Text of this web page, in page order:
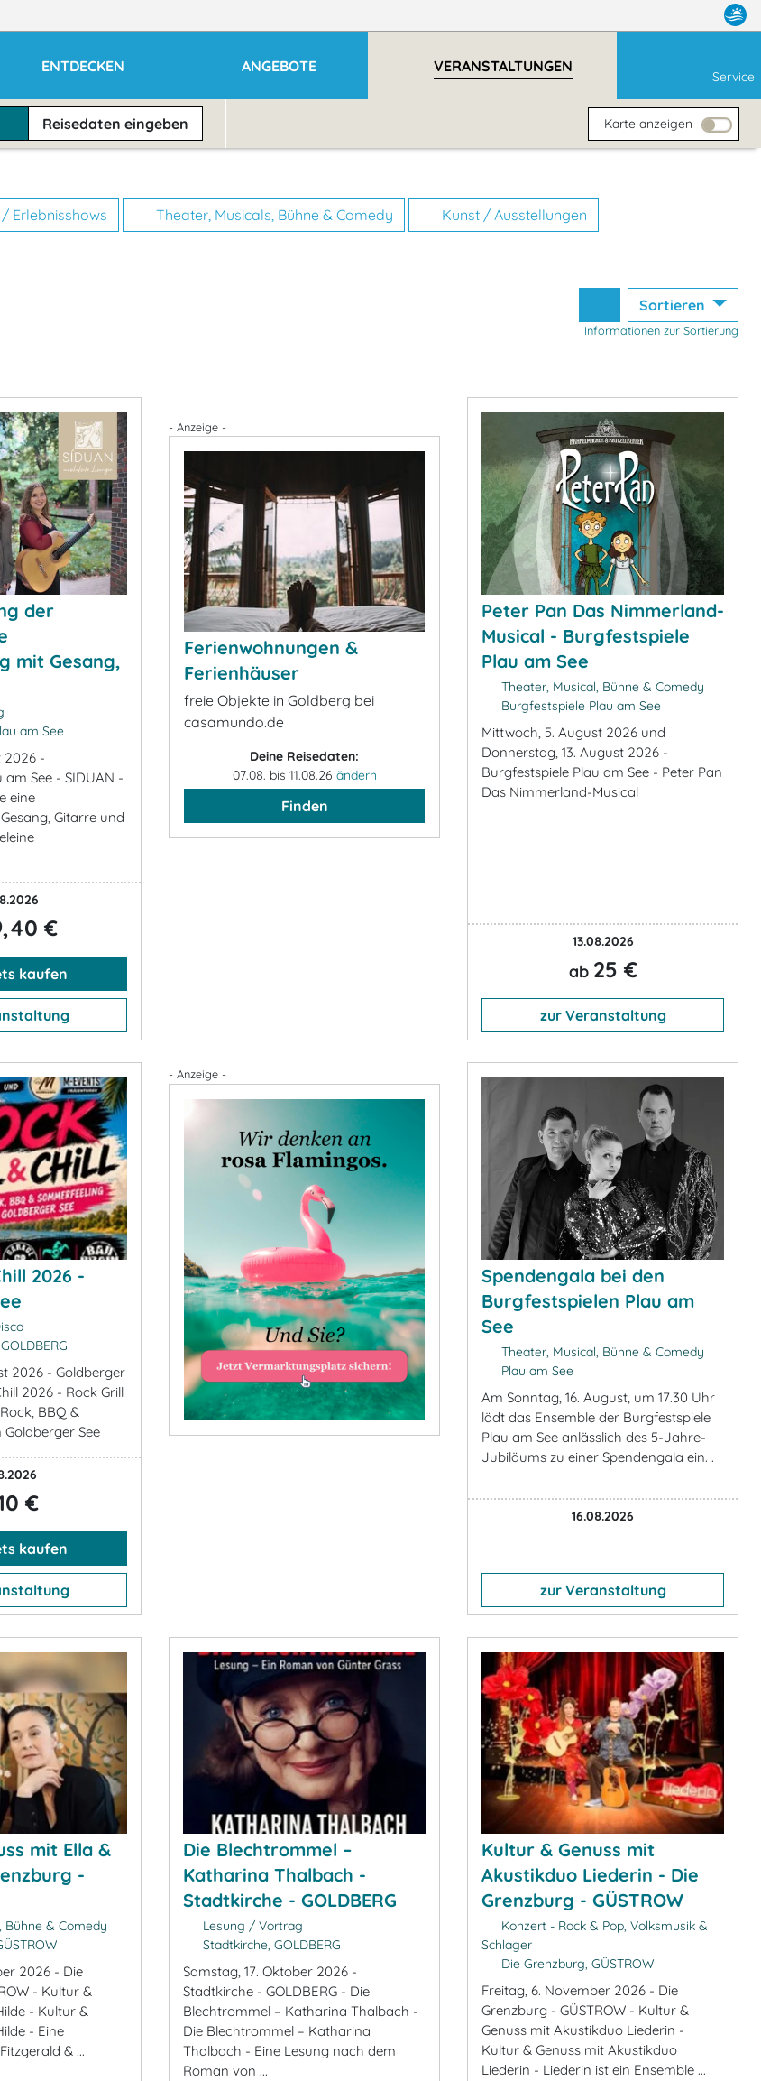
ENTDECKEN ANGEBOTE VERANSTALTUNGEN
Service
Reisedateneingeben Karte anzeigen
Erlebnisshows Theater, Musicals, Bühne & Comedy Kunst / Ausstellungen
Sortieren
Informationen zur Sortierung
der
mit Gesang,
am See
2026 -
See - SIDUAN -
eine
Gitarre und
€
kaufen
- Anzeige -
Ferienwohnungen &
Ferienhäuser
freie Objekte in Goldberg bei
casamundo.de
Deine Reisedaten:
07.08. bis 11.08.26 ändern
Finden
Peter Pan Das Nimmerland-
Musical - Burgfestspiele
Plau am See
Theater, Musical, Bühne & Comedy
Burgfestspiele Plau am See
Mittwoch, 5. August 2026 und
Donnerstag, 13. August 2026 -
Burgfestspiele Plau am See - Peter Pan
Das Nimmerland-Musical
13.08.2026
ab 25 €
zur Veranstaltung
2026 -
2026 - Goldberger
2026 - Rock Grill
BBQ &
See
€
kaufen
- Anzeige -
Spendengala bei den
Burgfestspielen Plau am
See
Theater, Musical, Bühne & Comedy
Plau am See
Am Sonntag, 16. August, um 17.30 Uhr
lädt das Ensemble der Burgfestspiele
Plau am See anlässlich des 5-Jahre-
Jubiläums zu einer Spendengala ein. .
16.08.2026
zur Veranstaltung
mit Ella &
-
Bühne & Comedy
2026 - Die
- Kultur &
- Kultur &
- Eine
& ...
Die Blechtrommel –
Katharina Thalbach -
Stadtkirche - GOLDBERG
Lesung / Vortrag
Stadtkirche, GOLDBERG
Samstag, 17. Oktober 2026 -
Stadtkirche - GOLDBERG - Die
Blechtrommel – Katharina Thalbach -
Die Blechtrommel – Katharina
Thalbach - Eine Lesung nach dem
Roman von ...
Kultur & Genuss mit
Akustikduo Liederin - Die
Grenzburg - GÜSTROW
Konzert - Rock & Pop, Volksmusik &
Schlager
Die Grenzburg, GÜSTROW
Freitag, 6. November 2026 - Die
Grenzburg - GÜSTROW - Kultur &
Genuss mit Akustikduo Liederin -
Kultur & Genuss mit Akustikduo
Liederin - Liederin ist ein Ensemble ...